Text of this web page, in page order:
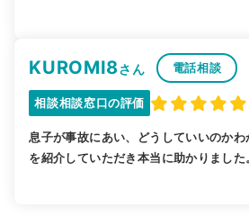
KUROMI8さん 電話相談
相談相談窓口の評価
息子が事故にあい、どうしていいのか
を紹介していただき本当に助かりました